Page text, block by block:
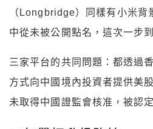
（Longbridge）同樣有小米背
中從未被公開點名，這次一步
三家平台的共同問題：都透過
方式向中國境內投資者提供美
未取得中國證監會核准，被認